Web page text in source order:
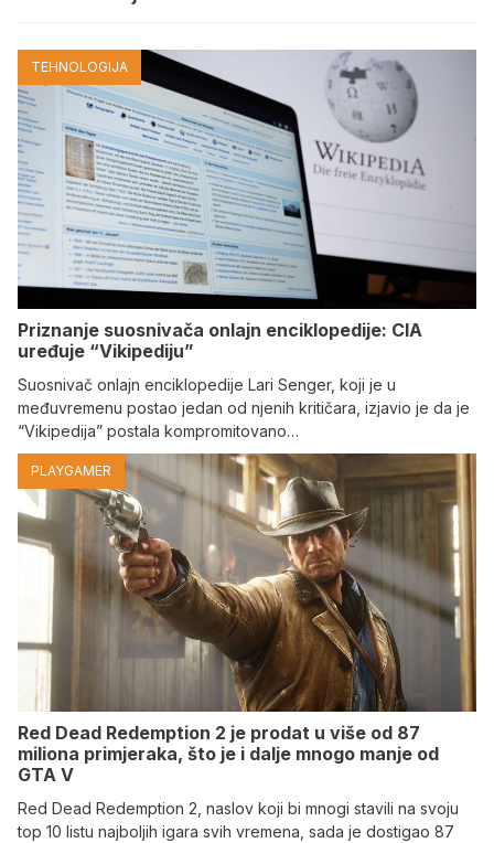
TEHNOLOGIJA
Priznanje suosnivača onlajn enciklopedije: CIA
uređuje “Vikipediju”
Suosnivač onlajn enciklopedije Lari Senger, koji je u
međuvremenu postao jedan od njenih kritičara, izjavio je da je
“Vikipedija” postala kompromitovano…
PLAYGAMER
Red Dead Redemption 2 je prodat u više od 87
miliona primjeraka, što je i dalje mnogo manje od
GTA V
Red Dead Redemption 2, naslov koji bi mnogi stavili na svoju
top 10 listu najboljih igara svih vremena, sada je dostigao 87